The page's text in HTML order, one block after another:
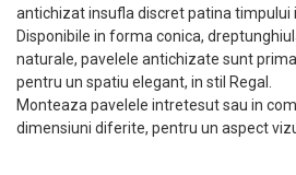
antichizat insufla discret patina timpului
Disponibile in forma conica,
naturale, pavelele antichizate sunt
pentru un spatiu elegant, in stil Regal.
Monteaza pavelele intretesut sau in
dimensiuni diferite, pentru un aspect